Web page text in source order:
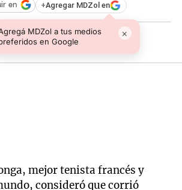
+Agregar MDZol en
MDZol a tus medios
en Google
×
en
mejor tenista francés y
consideró que corrió